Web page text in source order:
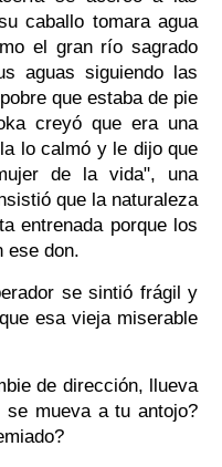
caballo tomara agua
el gran río sagrado
aguas siguiendo las
que estaba de pie
creyó que era una
lo calmó y le dijo que
de la vida", una
que la naturaleza
entrenada porque los
ese don.
se sintió frágil y
esa vieja miserable
de dirección, llueva
mueva a tu antojo?